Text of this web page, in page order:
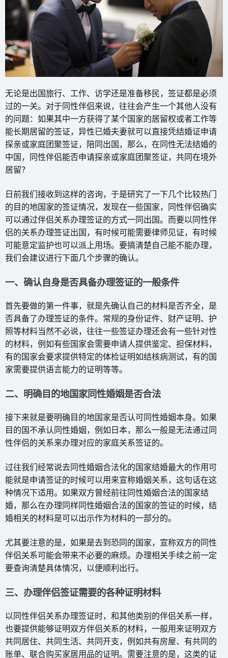
无论是出国旅行、工作、访学还是准备移民，签证都是必须
过的一关。对于同性伴侣来说，往往会产生一个其他人没有
的问题：如果其中一方获得了某个国家的居留权或者工作等
能长期居留的签证，异性已婚夫妻就可以直接凭结婚证申请
探亲或家庭团聚签证，陪同出国，那么，在同性无法结婚的
中国，同性伴侣能否申请探亲或家庭团聚签证，共同在境外
居留？
日前我们接收到这样的咨询，于是研究了一下几个比较热门
的目的地国家的签证情况，发现在一些国家，同性伴侣确实
可以通过伴侣关系办理签证的方式一同出国。而要以同性伴
侣的关系办理签证出国，有时候可能需要律师见证，有时候
可能意定监护也可以派上用场。要搞清楚自己能不能办理，
我们会建议进行下面几个步骤的确认。
一、确认自身是否具备办理签证的一般条件
首先要做的第一件事，就是先确认自己的材料是否齐全，是
否具备了办理签证的条件。常规的身份证件、财产证明、护
照等材料当然不必说，往往一些签证办理还会有一些针对性
的材料，例如有些国家会需要申请人提供鉴定、担保材料，
有的国家会要求提供特定的体检证明如结核病测试，有的国
家需要提供语言能力的证明等等。
二、明确目的地国家同性婚姻是否合法
接下来就是要明确目的地国家是否认可同性婚姻本身。如果
目的国不承认同性婚姻，例如日本，那么一般是无法通过同
性伴侣的关系来办理对应的家庭关系签证的。
过往我们经常说去同性婚姻合法化的国家结婚最大的作用可
能就是申请签证的时候可以用来宣称婚姻关系，这句话在这
种情况下适用。如果双方曾经前往同性婚姻合法的国家结
婚，那么在办理同样同性婚姻合法的国家的签证的时候，结
婚相关的材料是可以出示作为材料的一部分的。
尤其要注意的是，如果是去到恐同的国家，宣称双方的同性
伴侣关系可能会带来不必要的麻烦。办理相关手续之前一定
要查询清楚具体情况，以便顺利出行。
三、办理伴侣签证需要的各种证明材料
以同性伴侣关系办理签证时，和其他类别的伴侣关系一样，
也要提供能够证明双方伴侣关系的材料，一般用来证明双方
共同居住、共同生活、共同开支，例如共有房屋、有共同的
账单、联合购买家居用品的证明。需要注意的是，这类的证